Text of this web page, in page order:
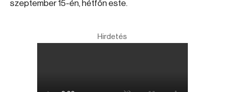
szeptember 15-én, hétfőn este.
Hirdetés